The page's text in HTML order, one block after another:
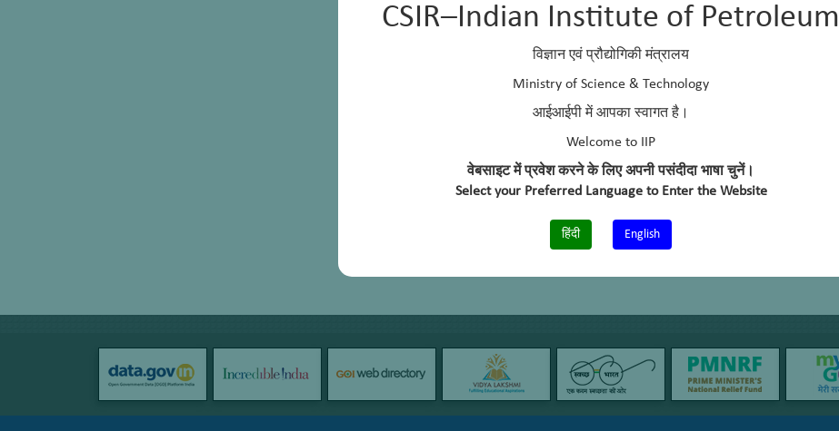
CSIR–Indian Institute of Petroleum
विज्ञान एवं प्रौद्योगिकी मंत्रालय
Ministry of Science & Technology
आईआईपी में आपका स्वागत है।
Welcome to IIP
वेबसाइट में प्रवेश करने के लिए अपनी पसंदीदा भाषा चुनें।
Select your Preferred Language to Enter the Website
हिंदी English